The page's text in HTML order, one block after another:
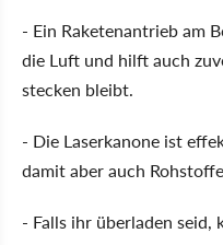
- Ein Raketenantrieb am
die Luft und hilft auch
stecken bleibt.
- Die Laserkanone ist
damit aber auch
- Falls ihr überladen seid,